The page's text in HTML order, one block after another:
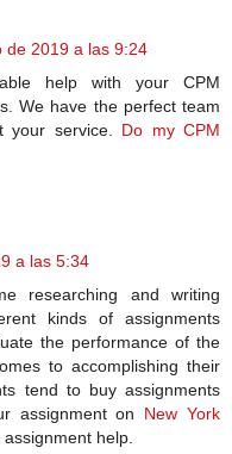
de 2019 a las 9:24
help with your CPM
We have the perfect team
your service. Do my CPM
a las 5:34
researching and writing
kinds of assignments
the performance of the
to accomplishing their
tend to buy assignments
assignment on New York
help.